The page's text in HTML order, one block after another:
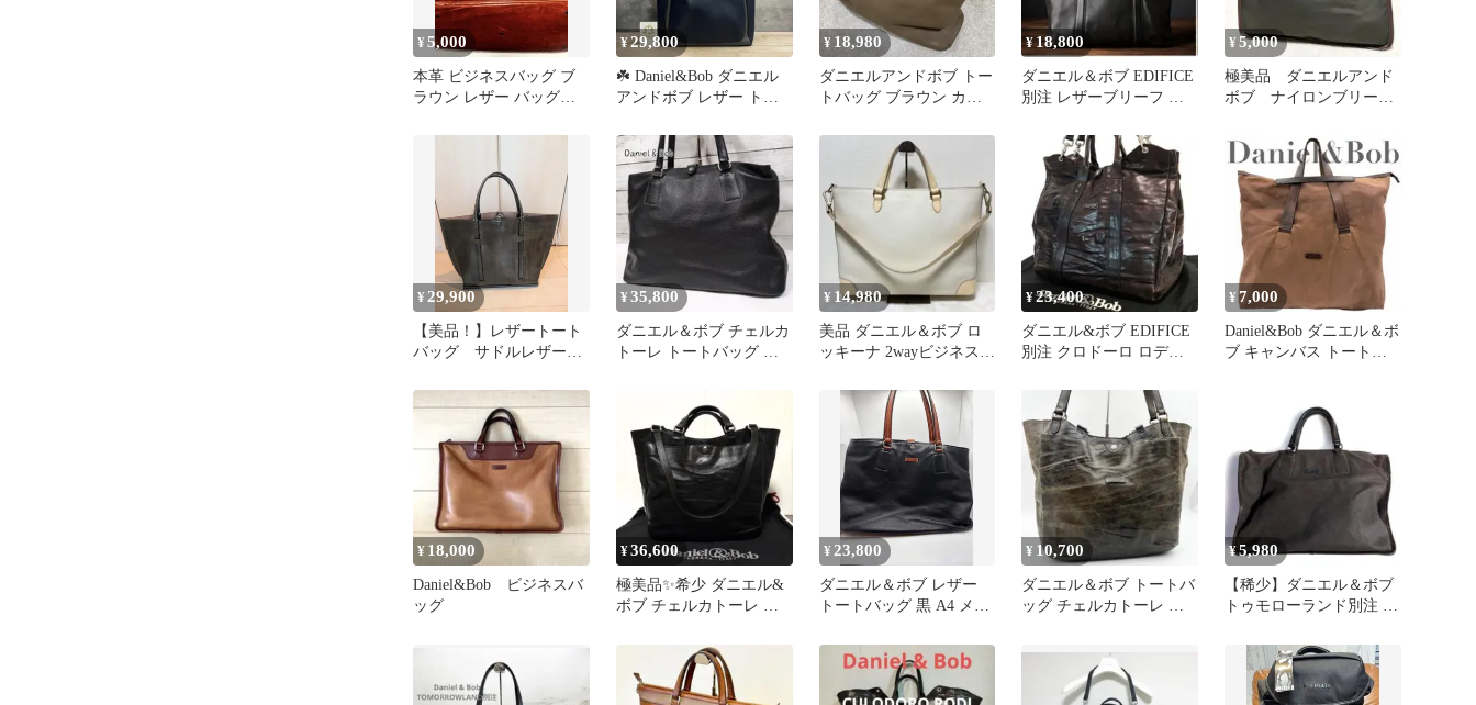
¥5,000
本革 ビジネスバッグ ブ
ラウン レザー バッグ
¥29,800
☘️ Daniel&Bob ダニエル
アンドボブ レザー トー
ー 肩掛け θ2-1098
¥ 18,980
ダニエルアンドボブ トー
トバッグ ブラウン カー
¥18,800
ダニエル＆ボブ EDIFICE
別注 レザーブリーフ ダ
¥5,000
極美品 ダニエルアンド
ボブ ナイロンブリーフ
グ グリーン
¥ 29,900
【美品！】レザートート
バッグ サドルレザー
ラウン系
¥35,800
ダニエル＆ボブ チェルカ
トーレ トートバッグ ビ
¥ 14,980
美品 ダニエル＆ボブ ロ
ッキーナ 2wayビジネスバ
¥23,400
ダニエル&ボブ EDIFICE
別注 クロドーロ ロディ
¥7,000
Daniel&Bob ダニエル＆ボ
ブ キャンバス トートバ
¥ 18,000
Daniel&Bob ビジネスバ
ッグ
¥36,600
極美品✨希少 ダニエル&
ボブ チェルカトーレ ロ
存袋
¥23,800
ダニエル＆ボブ レザー
トートバッグ 黒 A4 メン
¥ 10,700
ダニエル＆ボブ トートバ
ッグ チェルカトーレ レ
¥5,980
【稀少】ダニエル＆ボブ
トゥモローランド別注 ト
ラウン